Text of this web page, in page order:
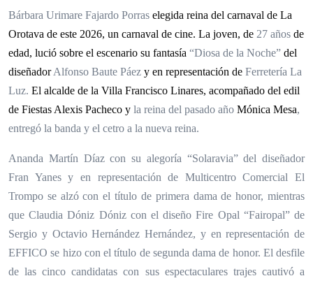
Bárbara Urimare Fajardo Porras elegida reina del carnaval de La
Orotava de este 2026, un carnaval de cine. La joven, de 27 años de
edad, lució sobre el escenario su fantasía “Diosa de la Noche” del
diseñadorAlfonso Baute Páez y en representación de Ferretería La
Luz. El alcalde de la Villa Francisco Linares, acompañado del edil
de Fiestas Alexis Pacheco y la reina del pasado año Mónica Mesa,
entregó la banda y el cetro a la nueva reina.
Ananda Martín Díaz con su alegoría “Solaravia” del diseñador
Fran Yanes y en representación de Multicentro Comercial El
Trompo se alzó con el título de primera dama de honor, mientras
que Claudia Dóniz Dóniz con el diseño Fire Opal “Fairopal” de
Sergio y Octavio Hernández Hernández, y en representación de
EFFICO se hizo con el título de segunda dama de honor. El desfile
de las cinco candidatas con sus espectaculares trajes cautivó a